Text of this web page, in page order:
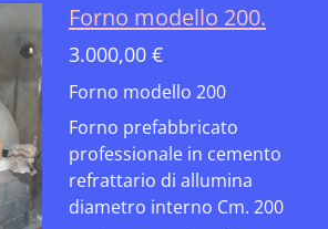
Forno modello 200.
3.000,00 €
Forno modello 200
Forno prefabbricato
professionale in cemento
refrattario di allumina
diametro interno Cm. 200